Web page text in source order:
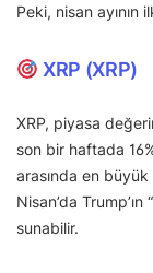
Peki, nisan ayının
XRP (XRP)
XRP, piyasa
son bir haftada
arasında en
Nisan’da
sunabilir.